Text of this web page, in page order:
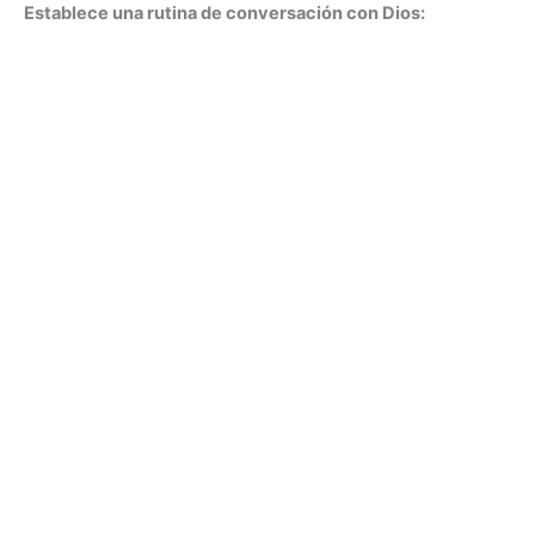
Establece una rutina de conversación con Dios: